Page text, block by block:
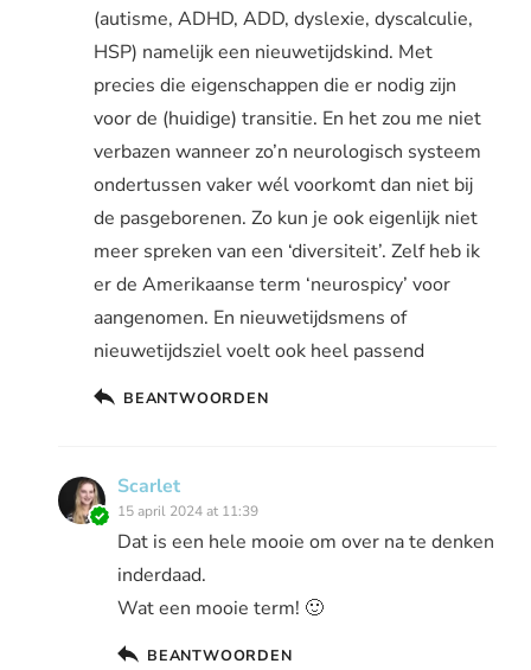
(autisme, ADHD, ADD, dyslexie, dyscalculie,
HSP) namelijk een nieuwetijdskind. Met
precies die eigenschappen die er nodig zijn
voor de (huidige) transitie. En het zou me niet
verbazen wanneer zo’n neurologisch systeem
ondertussen vaker wél voorkomt dan niet bij
de pasgeborenen. Zo kun je ook eigenlijk niet
meer spreken van een ‘diversiteit’. Zelf heb ik
er de Amerikaanse term ‘neurospicy’ voor
aangenomen. En nieuwetijdsmens of
nieuwetijdsziel voelt ook heel passend
BEANTWOORDEN
Scarlet
15 april 2024 at 11:39
Dat is een hele mooie om over na te denken
inderdaad.
Wat een mooie term! 🙂
BEANTWOORDEN